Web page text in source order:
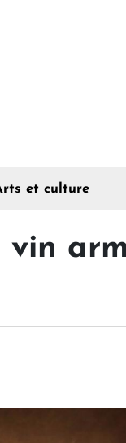
et culture
vin